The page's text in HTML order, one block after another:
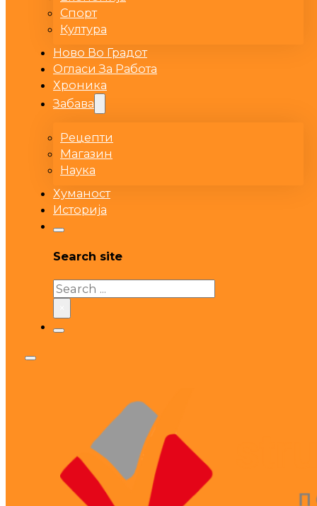
Спорт
Култура
Ново Во Градот
Огласи За Работа
Хроника
Забава
Рецепти
Магазин
Наука
Хуманост
Историја
Search site
Search